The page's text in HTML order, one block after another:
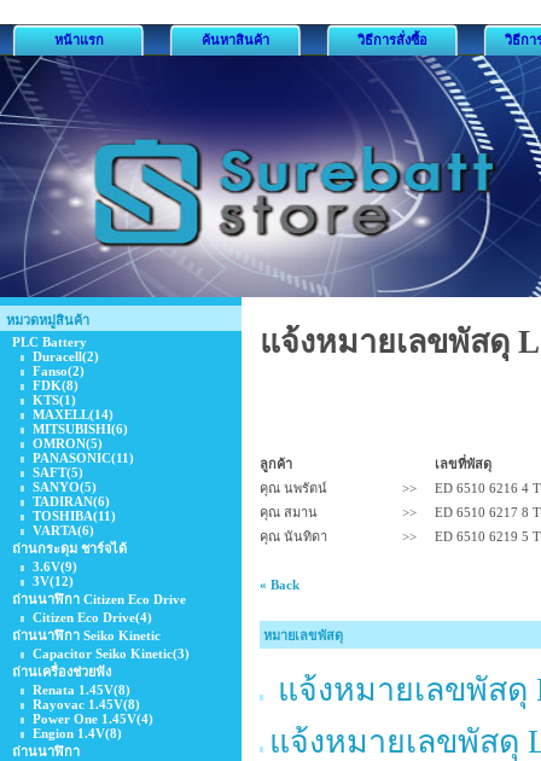
หน้าแรก ค้นหาสินค้า วิธีการสั่งซื้อ วิธีกา
หมวดหมู่สินค้า
PLC Battery
Duracell(2)
Fanso(2)
FDK(8)
KTS(1)
MAXELL(14)
MITSUBISHI(6)
OMRON(5)
PANASONIC(11)
SAFT(5)
SANYO(5)
TADIRAN(6)
TOSHIBA(11)
VARTA(6)
ถ่านกระดุม ชาร์จได้
3.6V(9)
3V(12)
ถ่านนาฬิกา Citizen Eco Drive
Citizen Eco Drive(4)
ถ่านนาฬิกา Seiko Kinetic
Capacitor Seiko Kinetic(3)
ถ่านเครื่องช่วยฟัง
Renata 1.45V(8)
Rayovac 1.45V(8)
Power One 1.45V(4)
Engion 1.4V(8)
ถ่านนาฬิกา
แจ้งหมายเลขพัสดุ
ลูกค้า
เลขที่พัสดุ
คุณ นพรัตน์
>>
ED 6510 6216 4
คุณ สมาน
>>
ED 6510 6217 8
คุณ นันทิดา
>> ED 6510 6219 5
« Back
หมายเลขพัสดุ
แจ้งหมายเลขพัส
แจ้งหมายเลขพัสดุ